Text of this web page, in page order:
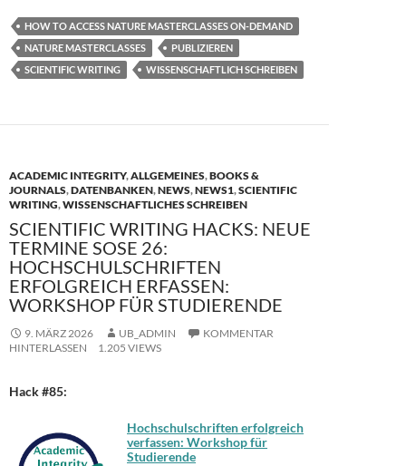
e
b
o
k
to
d
o
ail le
n
HOW TO ACCESS NATURE MASTERCLASSES ON-DEMAND
NATURE MASTERCLASSES
PUBLIZIEREN
SCIENTIFIC WRITING
WISSENSCHAFTLICH SCHREIBEN
ACADEMIC INTEGRITY,ALLGEMEINES,BOOKS &
JOURNALS,DATENBANKEN,NEWS,NEWS1,SCIENTIFIC
WRITING,WISSENSCHAFTLICHES SCHREIBEN
SCIENTIFIC WRITING HACKS: NEUE
TERMINE SOSE 26:
HOCHSCHULSCHRIFTEN
ERFOLGREICH ERFASSEN:
WORKSHOP FÜR STUDIERENDE
9. MÄRZ 2026 UB_ADMIN
KOMMENTAR
HINTERLASSEN
1.205 VIEWS
Hack #85:
Hochschulschriften erfolgreich
verfassen: Workshop für
Studierende